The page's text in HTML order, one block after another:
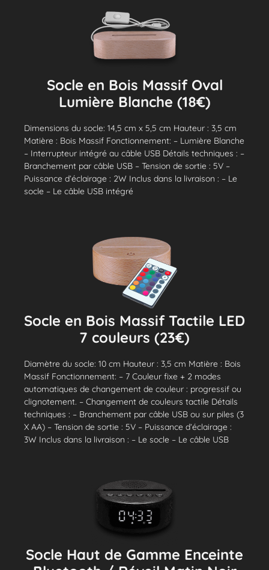
Socle en Bois Massif Oval
Lumière Blanche (18€)
Dimensions du socle: 14,5 cm x 5,5 cm Hauteur : 3,5 cm
Matière : Bois Massif Fonctionnement: – Lumière Blanche
– Interrupteur intégré au câble USB Détails techniques : –
Branchement par câble USB – Tension de sortie : 5V –
Puissance d’éclairage : 2W Inclus dans la livraison : – Le
socle – Le câble USB intégré
Socle en Bois Massif Tactile LED
7 couleurs (23€)
Diamètre du socle: 10 cm Hauteur : 3,5 cm Matière : Bois
Massif Fonctionnement: – 7 Couleur fixe + 2 modes
automatiques de changement de couleur : progressif ou
clignotement. – Changement de couleurs tactile Détails
techniques : – Branchement par câble USB ou sur piles (3
X AA) – Tension de sortie : 5V – Puissance d’éclairage :
3W Inclus dans la livraison : – Le socle – Le câble USB
Socle Haut de Gamme Enceinte